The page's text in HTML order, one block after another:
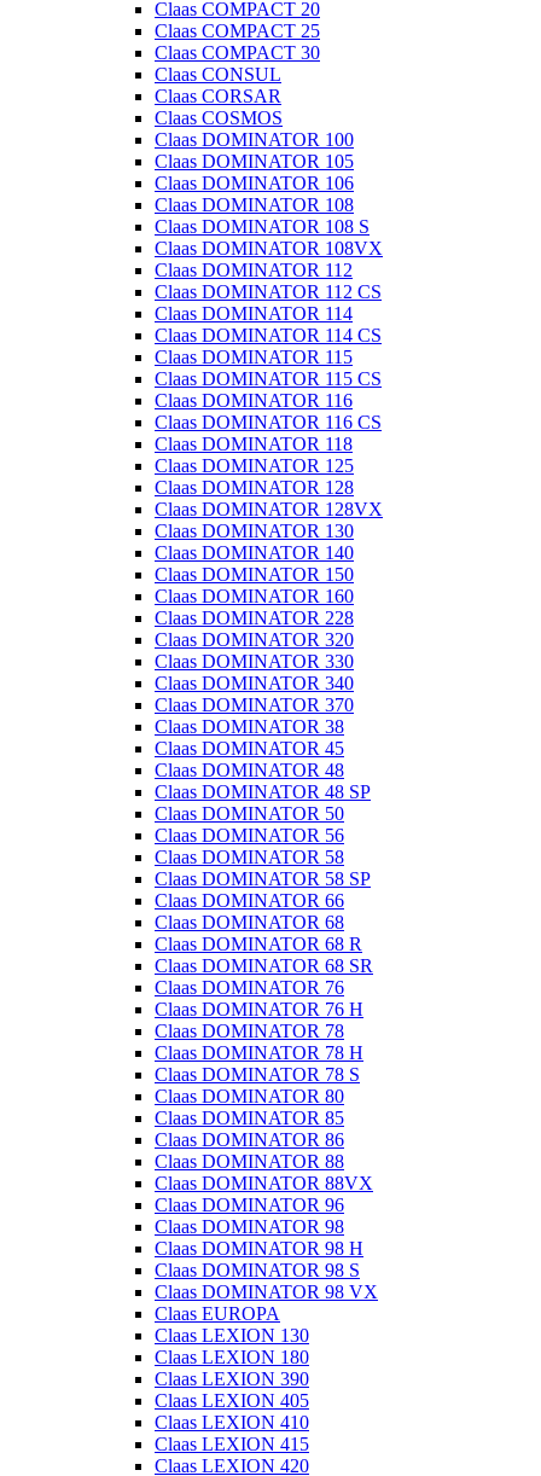
Claas COMPACT 20
Claas COMPACT 25
Claas COMPACT 30
Claas CONSUL
Claas CORSAR
Claas COSMOS
Claas DOMINATOR 100
Claas DOMINATOR 105
Claas DOMINATOR 106
Claas DOMINATOR 108
Claas DOMINATOR 108 S
Claas DOMINATOR 108VX
Claas DOMINATOR 112
Claas DOMINATOR 112 CS
Claas DOMINATOR 114
Claas DOMINATOR 114 CS
Claas DOMINATOR 115
Claas DOMINATOR 115 CS
Claas DOMINATOR 116
Claas DOMINATOR 116 CS
Claas DOMINATOR 118
Claas DOMINATOR 125
Claas DOMINATOR 128
Claas DOMINATOR 128VX
Claas DOMINATOR 130
Claas DOMINATOR 140
Claas DOMINATOR 150
Claas DOMINATOR 160
Claas DOMINATOR 228
Claas DOMINATOR 320
Claas DOMINATOR 330
Claas DOMINATOR 340
Claas DOMINATOR 370
Claas DOMINATOR 38
Claas DOMINATOR 45
Claas DOMINATOR 48
Claas DOMINATOR 48 SP
Claas DOMINATOR 50
Claas DOMINATOR 56
Claas DOMINATOR 58
Claas DOMINATOR 58 SP
Claas DOMINATOR 66
Claas DOMINATOR 68
Claas DOMINATOR 68 R
Claas DOMINATOR 68 SR
Claas DOMINATOR 76
Claas DOMINATOR 76 H
Claas DOMINATOR 78
Claas DOMINATOR 78 H
Claas DOMINATOR 78 S
Claas DOMINATOR 80
Claas DOMINATOR 85
Claas DOMINATOR 86
Claas DOMINATOR 88
Claas DOMINATOR 88VX
Claas DOMINATOR 96
Claas DOMINATOR 98
Claas DOMINATOR 98 H
Claas DOMINATOR 98 S
Claas DOMINATOR 98 VX
Claas EUROPA
Claas LEXION 130
Claas LEXION 180
Claas LEXION 390
Claas LEXION 405
Claas LEXION 410
Claas LEXION 415
Claas LEXION 420